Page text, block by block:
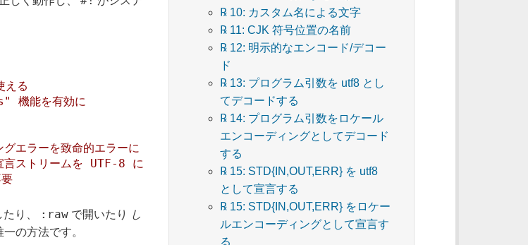
℞ 10: カスタム名による文字
℞ 11: CJK 符号位置の名前
℞ 12: 明示的なエンコード/デコー
ド
℞ 13: プログラム引数を utf8 とし
てデコードする
℞ 14: プログラム引数をロケール
エンコーディングとしてデコード
する
℞ 15: STD{IN,OUT,ERR} を utf8
として宣言する
℞ 15: STD{IN,OUT,ERR} をロケー
ルエンコーディングとして宣言す
る
える
機能を有効に
エラーを致命的エラーに
ストリームを UTF-8 に
たり、 :rawで開いたり
し
の方法です。